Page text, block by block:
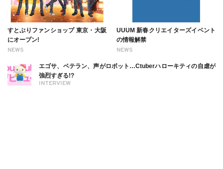
NEWS
すとぷりファンショップ 東京・大阪
にオープン!
NEWS
UUUM 新春クリエイターズイベント
の情報解禁
INTERVIEW
エゴサ、ベテラン、声がロボット…Ctuberハローキティの自虐が
強烈すぎる!?